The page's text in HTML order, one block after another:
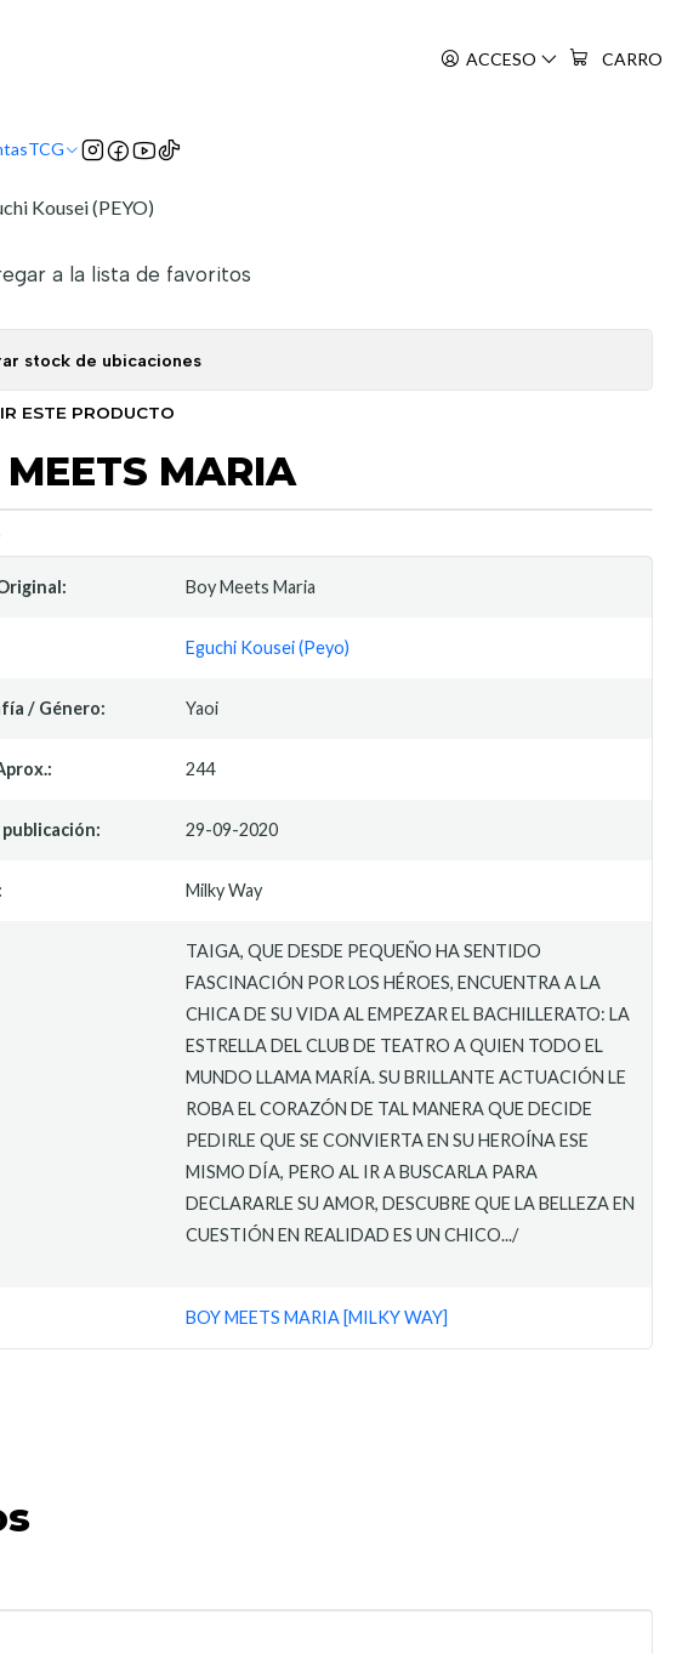
ACCESO CARRO
TCGBoy Meets Maria
Kousei (PEYO)
a la lista de favoritos
stock de ubicaciones
ESTE PRODUCTO
MEETS MARIA
Boy Meets Maria
Eguchi Kousei (Peyo)
/ Género: Yaoi
244
publicación: 29-09-2020
Milky Way
TAIGA, QUE DESDE PEQUEÑO HA SENTIDO
FASCINACIÓN POR LOS HÉROES, ENCUENTRA A LA
CHICA DE SU VIDA AL EMPEZAR EL BACHILLERATO: LA
ESTRELLA DEL CLUB DE TEATRO A QUIEN TODO EL
MUNDO LLAMA MARÍA. SU BRILLANTE ACTUACIÓN LE
ROBA EL CORAZÓN DE TAL MANERA QUE DECIDE
PEDIRLE QUE SE CONVIERTA EN SU HEROÍNA ESE
MISMO DÍA, PERO AL IR A BUSCARLA PARA
DECLARARLE SU AMOR, DESCUBRE QUE LA BELLEZA EN
CUESTIÓN EN REALIDAD ES UN CHICO.../
BOY MEETS MARIA [MILKY WAY]